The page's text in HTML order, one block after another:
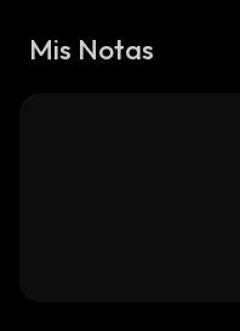
Mis Notas